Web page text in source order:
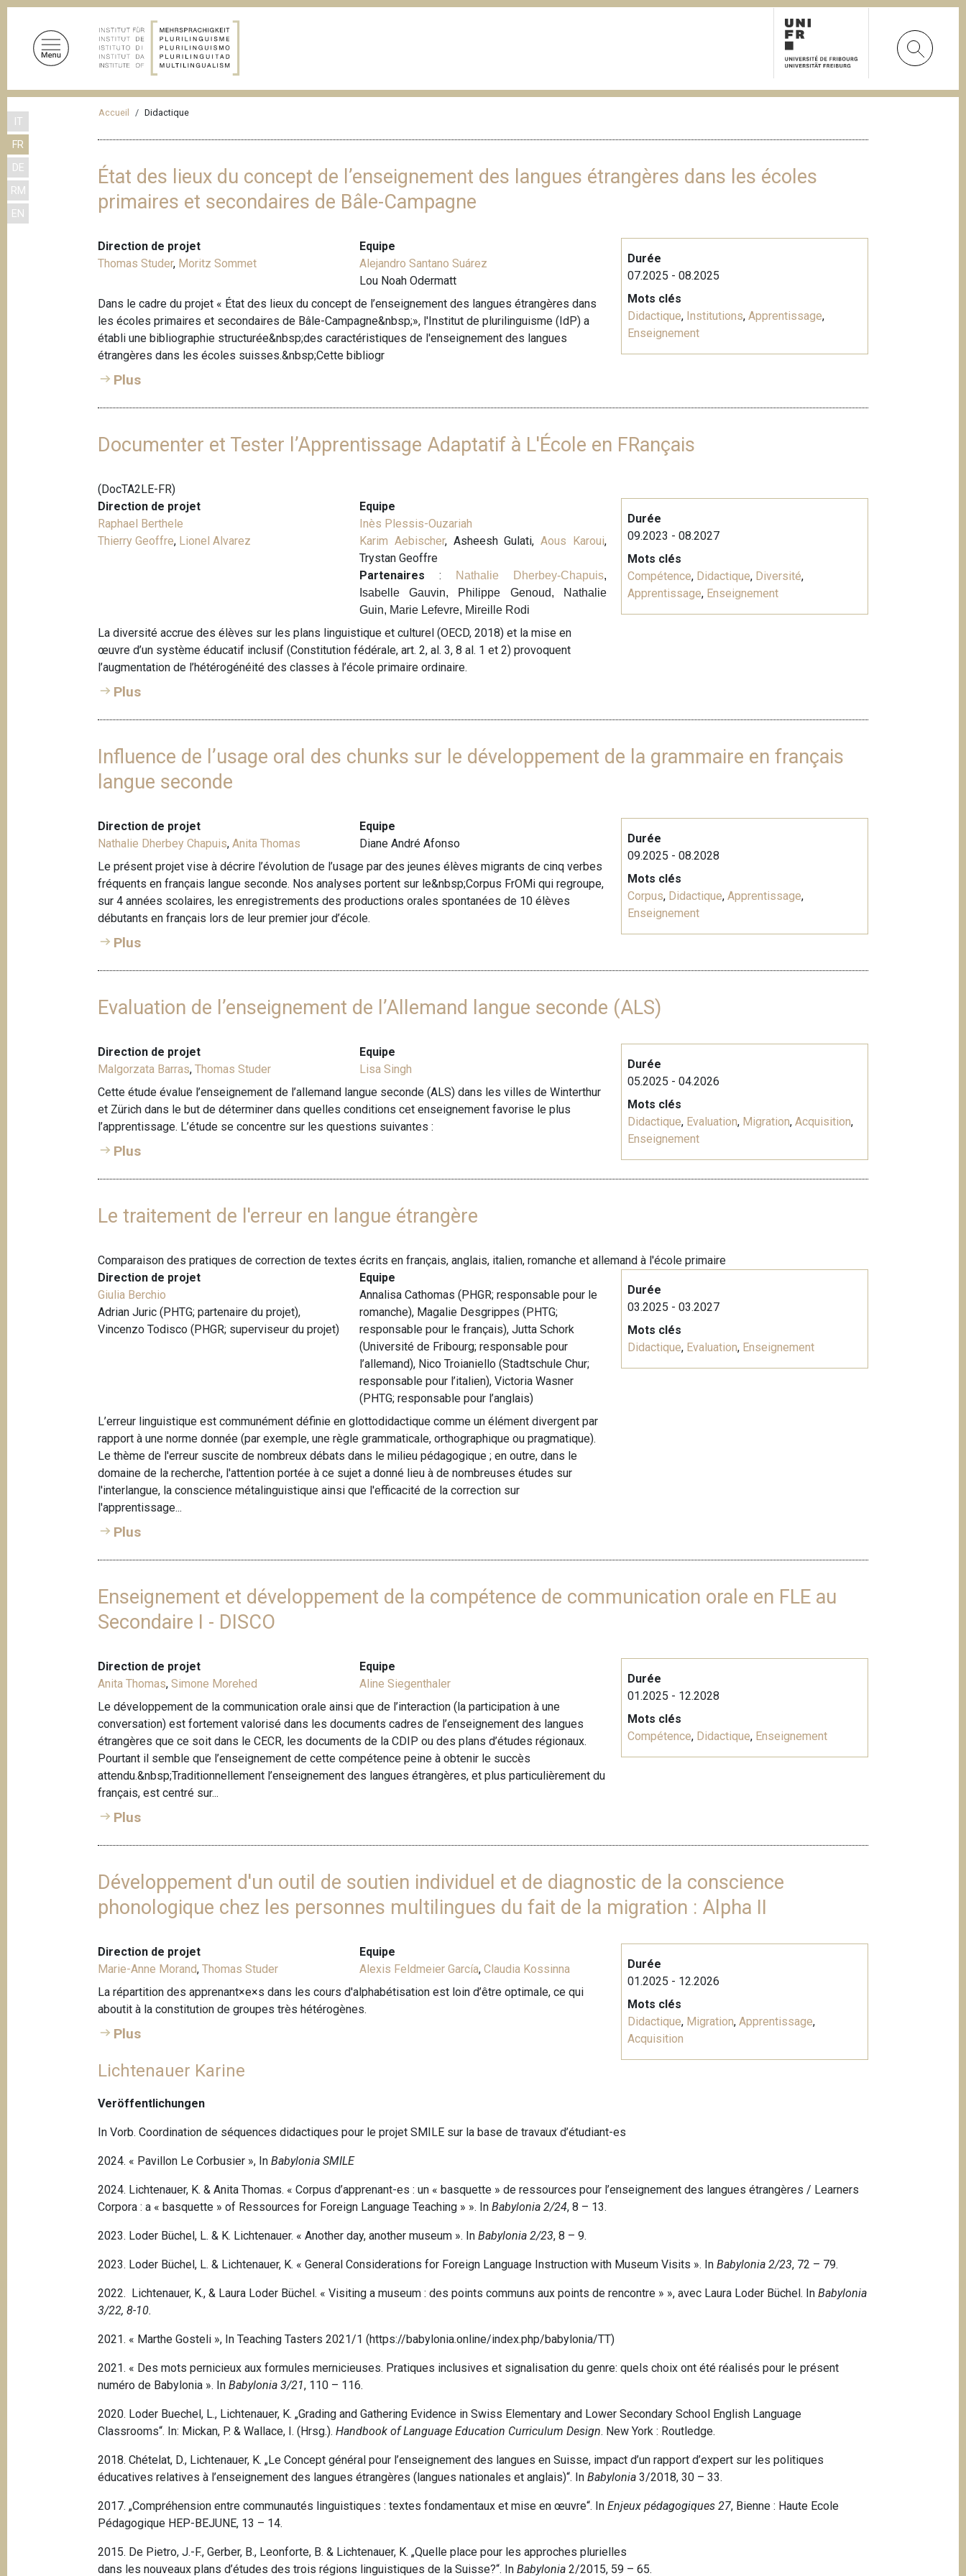
IT
FR
DE
RM
EN
Accueil Didactique
État des lieux du concept de l’enseignement des langues étrangères dans les écoles
primaires et secondaires de Bâle-Campagne
Direction de projet
Thomas Studer, Moritz Sommet
Equipe
Alejandro Santano Suárez
Lou Noah Odermatt
Dans le cadre du projet « État des lieux du concept de l’enseignement des langues étrangères dans
les écoles primaires et secondaires de Bâle-Campagne&nbsp;», l'Institut de plurilinguisme (IdP) a
établi une bibliographie structurée&nbsp;des caractéristiques de l'enseignement des langues
étrangères dans les écoles suisses.&nbsp;Cette bibliogr
Plus
Durée
07.2025 - 08.2025
Mots clés
Didactique, Institutions, Apprentissage,
Enseignement
Documenter et Tester l’Apprentissage Adaptatif à L'École en FRançais
(DocTA2LE-FR)
Direction de projet
Raphael Berthele
Thierry Geoffre, Lionel Alvarez
Equipe
Inès Plessis-Ouzariah
Karim Aebischer, Asheesh Gulati,Aous Karoui,
Trystan Geoffre
Partenaires : Nathalie Dherbey-Chapuis,
Isabelle Gauvin, Philippe Genoud, Nathalie
Guin, Marie Lefevre, Mireille Rodi
La diversité accrue des élèves sur les plans linguistique et culturel (OECD, 2018) et la mise en
œuvre d’un système éducatif inclusif (Constitution fédérale, art. 2, al. 3, 8 al. 1 et 2) provoquent
l’augmentation de l’hétérogénéité des classes à l’école primaire ordinaire.
Plus
Durée
09.2023 - 08.2027
Mots clés
Compétence, Didactique, Diversité,
Apprentissage, Enseignement
Influence de l’usage oral des chunks sur le développement de la grammaire en français
langue seconde
Direction de projet
Nathalie Dherbey Chapuis,Anita Thomas
Equipe
Diane André Afonso
Le présent projet vise à décrire l’évolution de l’usage par des jeunes élèves migrants de cinq verbes
fréquents en français langue seconde. Nos analyses portent sur le&nbsp;Corpus FrOMi qui regroupe,
sur 4 années scolaires, les enregistrements des productions orales spontanées de 10 élèves
débutants en français lors de leur premier jour d’école.
Plus
Durée
09.2025 - 08.2028
Mots clés
Corpus, Didactique, Apprentissage,
Enseignement
Evaluation de l’enseignement de l’Allemand langue seconde (ALS)
Direction de projet
Malgorzata Barras,Thomas Studer
Equipe
Lisa Singh
Cette étude évalue l’enseignement de l’allemand langue seconde (ALS) dans les villes de Winterthur
et Zürich dans le but de déterminer dans quelles conditions cet enseignement favorise le plus
l’apprentissage. L’étude se concentre sur les questions suivantes :
Plus
Durée
05.2025 - 04.2026
Mots clés
Didactique, Evaluation, Migration, Acquisition,
Enseignement
Le traitement de l'erreur en langue étrangère
Comparaison des pratiques de correction de textes écrits en français, anglais, italien, romanche et allemand à l'école primaire
Direction de projet
Giulia Berchio
Adrian Juric (PHTG; partenaire du projet),
Vincenzo Todisco (PHGR; superviseur du projet)
Equipe
Annalisa Cathomas (PHGR; responsable pour le
romanche), Magalie Desgrippes (PHTG;
responsable pour le français), Jutta Schork
(Université de Fribourg; responsable pour
l’allemand), Nico Troianiello (Stadtschule Chur;
responsable pour l’italien), Victoria Wasner
(PHTG; responsable pour l’anglais)
L’erreur linguistique est communément définie en glottodidactique comme un élément divergent par
rapport à une norme donnée (par exemple, une règle grammaticale, orthographique ou pragmatique).
Le thème de l'erreur suscite de nombreux débats dans le milieu pédagogique ; en outre, dans le
domaine de la recherche, l'attention portée à ce sujet a donné lieu à de nombreuses études sur
l'interlangue, la conscience métalinguistique ainsi que l'efficacité de la correction sur
l'apprentissage...
Plus
Durée
03.2025 - 03.2027
Mots clés
Didactique, Evaluation, Enseignement
Enseignement et développement de la compétence de communication orale en FLE au
Secondaire I - DISCO
Direction de projet
Anita Thomas,Simone Morehed
Equipe
Aline Siegenthaler
Le développement de la communication orale ainsi que de l’interaction (la participation à une
conversation) est fortement valorisé dans les documents cadres de l’enseignement des langues
étrangères que ce soit dans le CECR, les documents de la CDIP ou des plans d’études régionaux.
Pourtant il semble que l’enseignement de cette compétence peine à obtenir le succès
attendu.&nbsp;Traditionnellement l’enseignement des langues étrangères, et plus particulièrement du
français, est centré sur...
Plus
Durée
01.2025 - 12.2028
Mots clés
Compétence, Didactique, Enseignement
Développement d'un outil de soutien individuel et de diagnostic de la conscience
phonologique chez les personnes multilingues du fait de la migration : Alpha II
Direction de projet
Marie-Anne Morand,Thomas Studer
Equipe
Alexis Feldmeier García,Claudia Kossinna
La répartition des apprenant×e×s dans les cours d'alphabétisation est loin d’être optimale, ce qui
aboutit à la constitution de groupes très hétérogènes.
Plus
Durée
01.2025 - 12.2026
Mots clés
Didactique, Migration, Apprentissage,
Acquisition
Lichtenauer Karine
Veröffentlichungen
In Vorb. Coordination de séquences didactiques pour le projet SMILE sur la base de travaux d’étudiant-es
2024. « Pavillon Le Corbusier », In Babylonia SMILE
2024. Lichtenauer, K. & Anita Thomas. « Corpus d’apprenant-es : un « basquette » de ressources pour l’enseignement des langues étrangères / Learners
Corpora : a « basquette » of Ressources for Foreign Language Teaching » ». InBabylonia 2/24, 8 – 13.
2023. Loder Büchel, L. & K. Lichtenauer. « Another day, another museum ». InBabylonia 2/23, 8 – 9.
2023. Loder Büchel, L. & Lichtenauer, K. « General Considerations for Foreign Language Instruction with Museum Visits ». InBabylonia 2/23, 72 – 79.
2022. Lichtenauer, K., & Laura Loder Büchel. « Visiting a museum : des points communs aux points de rencontre » », avec Laura Loder Büchel. InBabylonia
3/22, 8-10.
2021. « Marthe Gosteli », In Teaching Tasters 2021/1 (https://babylonia.online/index.php/babylonia/TT)
2021. « Des mots pernicieux aux formules mernicieuses. Pratiques inclusives et signalisation du genre: quels choix ont été réalisés pour le présent
numéro de Babylonia ». InBabylonia 3/21, 110 – 116.
2020. Loder Buechel, L., Lichtenauer, K. „Grading and Gathering Evidence in Swiss Elementary and Lower Secondary School English Language
Classrooms“. In: Mickan, P. & Wallace, I. (Hrsg.).Handbook of Language Education Curriculum Design. New York : Routledge.
2018. Chételat, D., Lichtenauer, K. „Le Concept général pour l’enseignement des langues en Suisse, impact d’un rapport d’expert sur les politiques
éducatives relatives à l’enseignement des langues étrangères (langues nationales et anglais)“. InBabylonia 3/2018, 30 – 33.
2017. „Compréhension entre communautés linguistiques : textes fondamentaux et mise en œuvre“. InEnjeux pédagogiques 27, Bienne : Haute Ecole
Pédagogique HEP-BEJUNE, 13 – 14.
2015. De Pietro, J.-F., Gerber, B., Leonforte, B. & Lichtenauer, K.„Quelle place pour les approches plurielles
dans les nouveaux plans d’études des trois régions linguistiques de la Suisse?“. InBabylonia 2/2015, 59 – 65.